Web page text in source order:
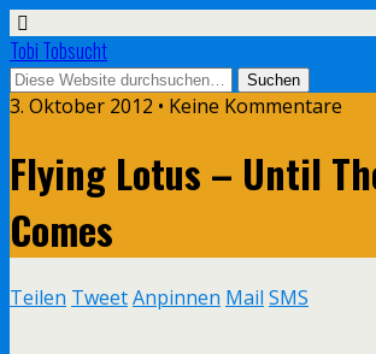
Tobi Tobsucht
3. Oktober 2012 • Keine Kommentare
Flying Lotus – Until
Comes
Teilen TweetAnpinnen Mail SMS